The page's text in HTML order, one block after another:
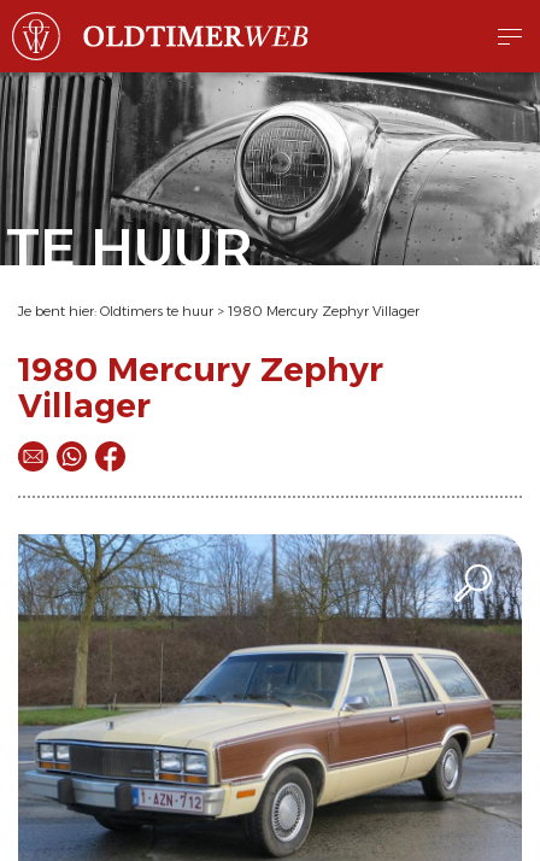
TE HUUR
Je bent hier: Oldtimers te huur > 1980 Mercury Zephyr Villager
1980 Mercury Zephyr
Villager